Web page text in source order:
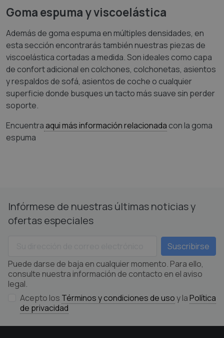
Goma espuma y viscoelástica
Además de goma espuma en múltiples densidades, en
esta sección encontrarás también nuestras piezas de
viscoelástica cortadas a medida. Son ideales como capa
de confort adicional en colchones, colchonetas, asientos
y respaldos de sofá, asientos de coche o cualquier
superficie donde busques un tacto más suave sin perder
soporte.
Encuentraaqui más información relacionada con la goma
espuma
Infórmese de nuestras últimas noticias y
ofertas especiales
Puede darse de baja en cualquier momento. Para ello,
consulte nuestra información de contacto en el aviso
legal.
Acepto los Términos y condiciones de usoy laPolítica
de privacidad